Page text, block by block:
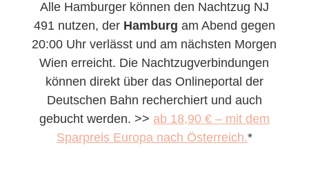
Alle Hamburger können den Nachtzug NJ
491 nutzen, der Hamburg am Abend gegen
20:00 Uhr verlässt und am nächsten Morgen
Wien erreicht. Die Nachtzugverbindungen
können direkt über das Onlineportal der
Deutschen Bahn recherchiert und auch
gebucht werden. >> ab 18,90 € – mit dem
Sparpreis Europa nach Österreich.*